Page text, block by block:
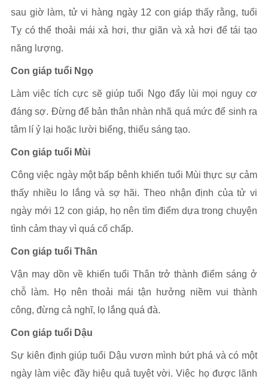
sau giờ làm, tử vi hàng ngày 12 con giáp thấy rằng, tuổi
Tỵ có thể thoải mái xả hơi, thư giãn và xả hơi để tái tạo
năng lượng.
Con giáp tuổi Ngọ
Làm việc tích cực sẽ giúp tuổi Ngọ đẩy lùi mọi nguy cơ
đáng sợ. Đừng để bản thân nhàn nhã quá mức để sinh ra
tâm lí ỷ lại hoặc lười biếng, thiếu sáng tạo.
Con giáp tuổi Mùi
Công việc ngày một bấp bênh khiến tuổi Mùi thực sự cảm
thấy nhiều lo lắng và sợ hãi. Theo nhận định của tử vi
ngày mới 12 con giáp, họ nên tìm điểm dựa trong chuyện
tình cảm thay vì quá cố chấp.
Con giáp tuổi Thân
Vận may dồn về khiến tuổi Thân trở thành điểm sáng ở
chỗ làm. Họ nên thoải mái tận hưởng niềm vui thành
công, đừng cả nghĩ, lọ lắng quá đà.
Con giáp tuổi Dậu
Sự kiên định giúp tuổi Dậu vươn mình bứt phá và có một
ngày làm việc đầy hiệu quả tuyệt vời. Việc họ được lãnh